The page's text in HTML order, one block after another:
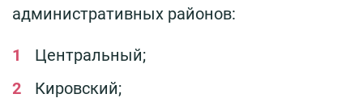
административных районов:
Центральный;
Кировский;